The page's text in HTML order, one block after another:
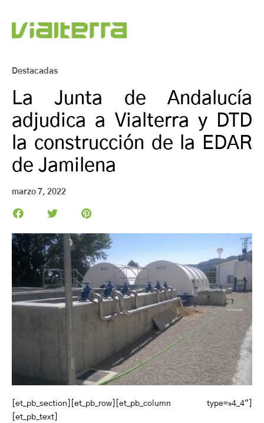
Destacadas
La Junta de Andalucía
adjudica a Vialterra y DTD
la construcción de la EDAR
de Jamilena
marzo 7, 2022
[et_pb_section][et_pb_row][et_pb_column type=»4_4″]
[et_pb_text]